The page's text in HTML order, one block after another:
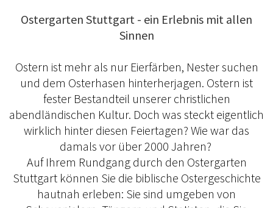
Ostergarten Stuttgart - ein Erlebnis mit allen
Sinnen
Ostern ist mehr als nur Eierfärben, Nester suchen
und dem Osterhasen hinterherjagen. Ostern ist
fester Bestandteil unserer christlichen
abendländischen Kultur. Doch was steckt eigentlich
wirklich hinter diesen Feiertagen? Wie war das
damals vor über 2000 Jahren?
Auf Ihrem Rundgang durch den Ostergarten
Stuttgart können Sie die biblische Ostergeschichte
hautnah erleben: Sie sind umgeben von